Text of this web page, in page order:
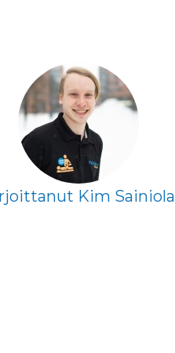
Kim Sainiola